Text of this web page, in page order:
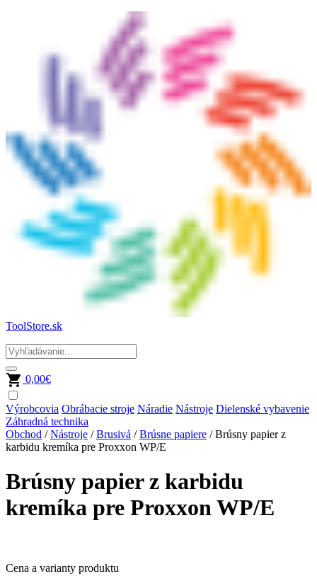
ToolStore.sk
0,00€
Výrobcovia Obrábacie stroje Náradie Nástroje Dielenské vybavenie
Záhradná technika
Obchod /Nástroje /Brusivá /Brúsne papiere / Brúsny papier z
karbidu kremíka pre Proxxon WP/E
Brúsny papier z karbidu
kremíka pre Proxxon WP/E
Cena a varianty produktu